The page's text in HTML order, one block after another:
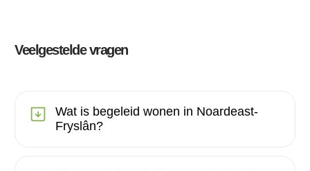
Veelgestelde vragen
Wat is begeleid wonen in Noardeast-
Fryslân?